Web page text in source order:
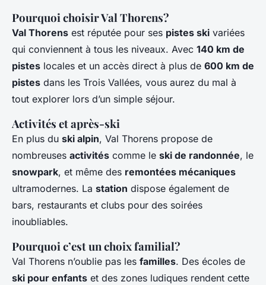
Pourquoi choisir Val Thorens?
Val Thorens est réputée pour ses pistes ski variées
qui conviennent à tous les niveaux. Avec 140 km de
pistes locales et un accès direct à plus de 600 km de
pistes dans les Trois Vallées, vous aurez du mal à
tout explorer lors d’un simple séjour.
Activités et après-ski
En plus du ski alpin, Val Thorens propose de
nombreuses activités comme le ski de randonnée, le
snowpark, et même des remontées mécaniques
ultramodernes. La station dispose également de
bars, restaurants et clubs pour des soirées
inoubliables.
Pourquoi c’est un choix familial?
Val Thorens n’oublie pas les familles. Des écoles de
ski pour enfants et des zones ludiques rendent cette